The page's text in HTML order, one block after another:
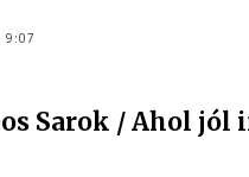
9:07
Sarok / Ahol jól